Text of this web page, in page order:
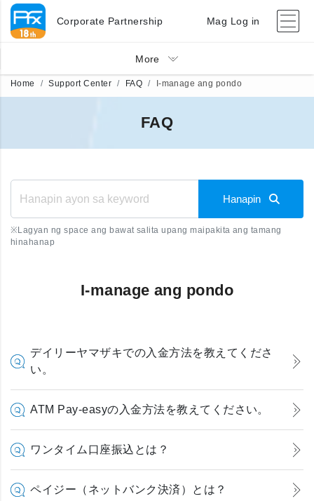
Corporate Partnership Mag Log in
More
Home Support Center FAQ I-manage ang pondo
FAQ
Hanapin
※Lagyan ng space ang bawat salita upang maipakita ang tamang
hinahanap
I-manage ang pondo
デイリーヤマザキでの入金方法を教えてくださ
い。
ATM Pay-easyの入金方法を教えてください。
ワンタイム口座振込とは？
ペイジー（ネットバンク決済）とは？